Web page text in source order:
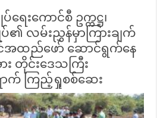
ေးကောင်စီ ဥက္ကဋ္ဌ၊
ပ်၏ လမ်းညွှန်မှာကြားချက်
င်အထည်ဖော် ဆောင်ရွက်နေ
း တိုင်းဒေသကြီး
ာက် ကြည့်ရှုစစ်ဆေး